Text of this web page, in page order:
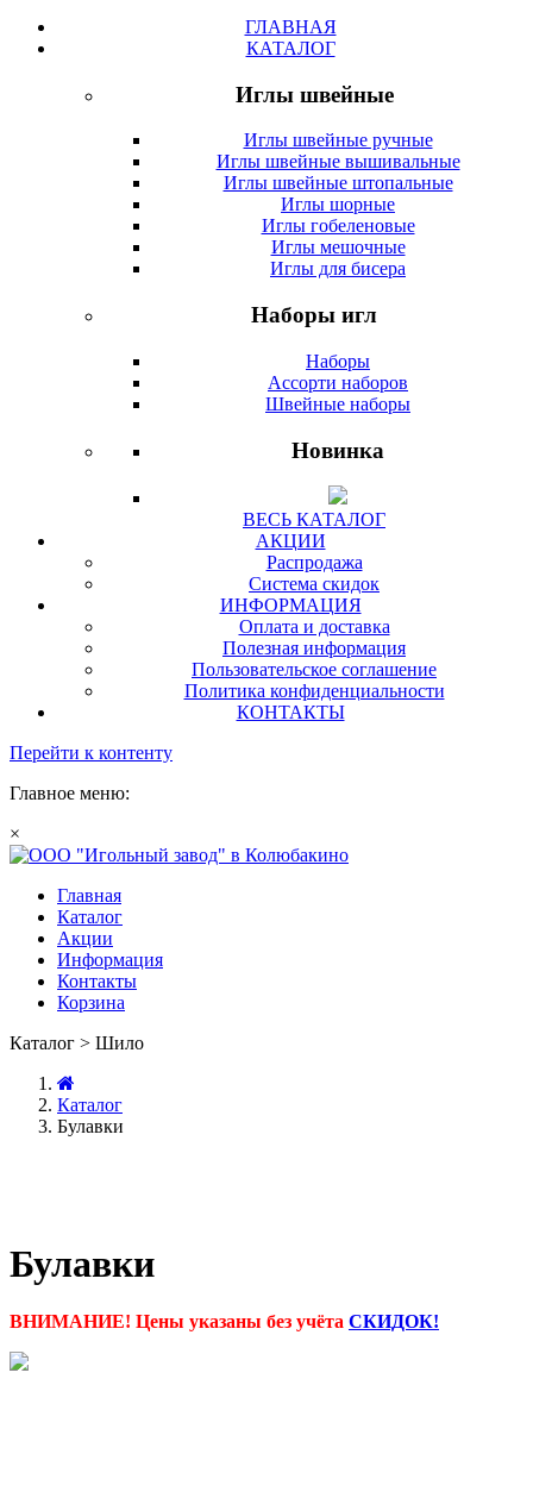
ГЛАВНАЯ
КАТАЛОГ
Иглы швейные
Иглы швейные ручные
Иглы швейные вышивальные
Иглы швейные штопальные
Иглы шорные
Иглы гобеленовые
Иглы мешочные
Иглы для бисера
Наборы игл
Наборы
Ассорти наборов
Швейные наборы
Новинка
ВЕСЬ КАТАЛОГ
АКЦИИ
Распродажа
Система скидок
ИНФОРМАЦИЯ
Оплата и доставка
Полезная информация
Пользовательское соглашение
Политика конфиденциальности
КОНТАКТЫ
Перейти к контенту
Главное меню:
×
Главная
Каталог
Акции
Информация
Контакты
Корзина
Каталог > Шило
Каталог
Булавки
Булавки
ВНИМАНИЕ! Цены указаны без учёта СКИДОК!